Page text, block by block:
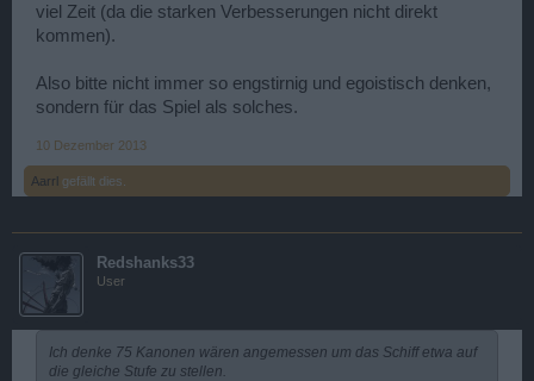
viel Zeit (da die starken Verbesserungen nicht direkt
kommen).
Also bitte nicht immer so engstirnig und egoistisch denken,
sondern für das Spiel als solches.
10 Dezember 2013
Aarrl gefällt dies.
Redshanks33
User
Ich denke 75 Kanonen wären angemessen um das Schiff etwa auf
die gleiche Stufe zu stellen.